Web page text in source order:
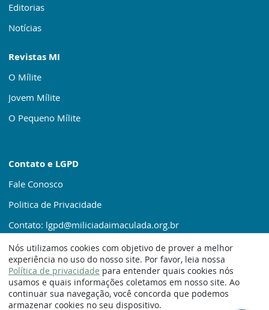
Editorias
Notícias
Revistas MI
O Mílite
Jovem Mílite
O Pequeno Mílite
Contato e LGPD
Fale Conosco
Politica de Privacidade
Contato: lgpd@miliciadaimaculada.org.br
© 1920 – 2025. Milícia da Imaculada
Nós utilizamos cookies com objetivo de prover a melhor
experiência no uso do nosso site. Por favor, leia nossa
Política de privacidade para entender quais cookies nós
usamos e quais informações coletamos em nosso site. Ao
continuar sua navegação, você concorda que podemos
armazenar cookies no seu dispositivo.